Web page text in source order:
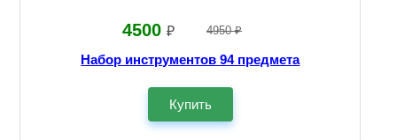
4500 ₽ 4950 ₽
Набор инструментов 94 предмета
Купить